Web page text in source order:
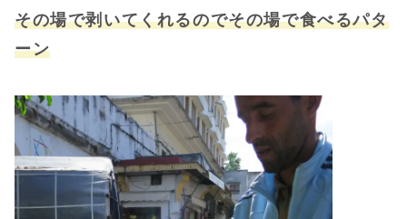
その場で剥いてくれるのでその場で食べるパタ
ーン